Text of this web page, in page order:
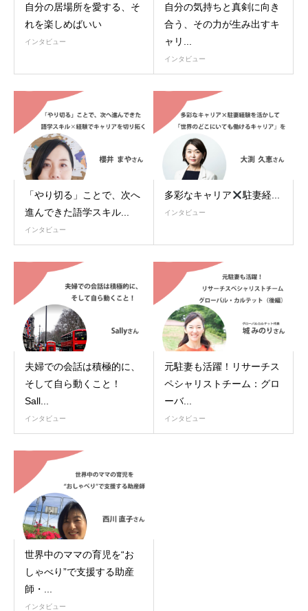
自分の居場所を愛する、そ
れを楽しめばいい
インタビュー
自分の気持ちと真剣に向き
合う、その力が生み出すキ
ャリ...
インタビュー
「やり切る」ことで、次へ
進んできた語学スキル...
インタビュー
多彩なキャリア 駐妻経...
インタビュー
夫婦での会話は積極的に、
そして自ら動くこと！
Sall...
インタビュー
元駐妻も活躍！リサーチス
ペシャリストチーム：グロ
ーバ...
インタビュー
世界中のママの育児を“お
しゃべり”で支援する助産
師・...
インタビュー